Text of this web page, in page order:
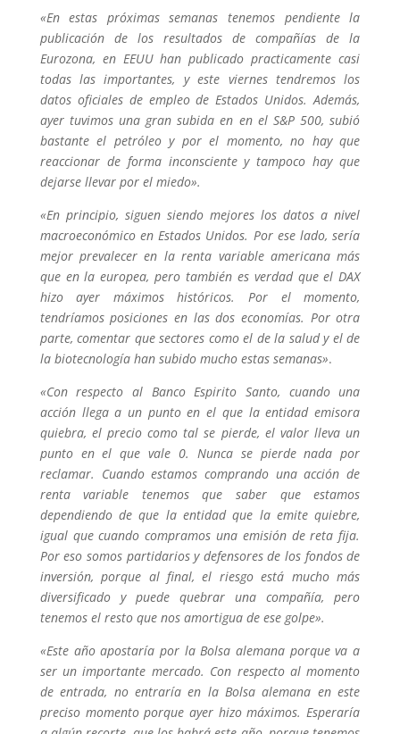
«En estas próximas semanas tenemos pendiente la
publicación de los resultados de compañías de la
Eurozona, en EEUU han publicado practicamente casi
todas las importantes, y este viernes tendremos los
datos oficiales de empleo de Estados Unidos. Además,
ayer tuvimos una gran subida en en el S&P 500, subió
bastante el petróleo y por el momento, no hay que
reaccionar de forma inconsciente y tampoco hay que
dejarse llevar por el miedo».
«En principio, siguen siendo mejores los datos a nivel
macroeconómico en Estados Unidos. Por ese lado, sería
mejor prevalecer en la renta variable americana más
que en la europea, pero también es verdad que el DAX
hizo ayer máximos históricos. Por el momento,
tendríamos posiciones en las dos economías. Por otra
parte, comentar que sectores como el de la salud y el de
la biotecnología han subido mucho estas semanas».
«Con respecto al Banco Espirito Santo, cuando una
acción llega a un punto en el que la entidad emisora
quiebra, el precio como tal se pierde, el valor lleva un
punto en el que vale 0. Nunca se pierde nada por
reclamar. Cuando estamos comprando una acción de
renta variable tenemos que saber que estamos
dependiendo de que la entidad que la emite quiebre,
igual que cuando compramos una emisión de reta fija.
Por eso somos partidarios y defensores de los fondos de
inversión, porque al final, el riesgo está mucho más
diversificado y puede quebrar una compañía, pero
tenemos el resto que nos amortigua de ese golpe».
«Este año apostaría por la Bolsa alemana porque va a
ser un importante mercado. Con respecto al momento
de entrada, no entraría en la Bolsa alemana en este
preciso momento porque ayer hizo máximos. Esperaría